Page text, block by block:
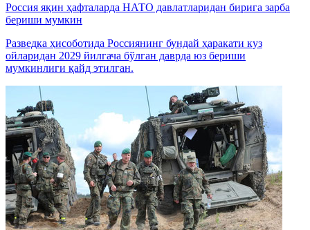
Россия яқин ҳафталарда НАТО давлатларидан бирига зарба
бериши мумкин
Разведка ҳисоботида Россиянинг бундай ҳаракати куз
ойларидан 2029 йилгача бўлган даврда юз бериши
мумкинлиги қайд этилган.